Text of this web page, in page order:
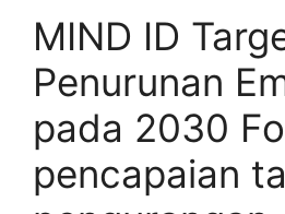
MIND ID
Penurunan
pada 2030
pencapaian